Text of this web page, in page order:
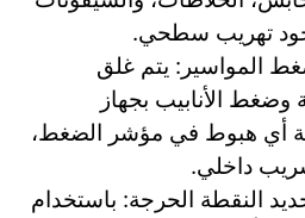
تهريب سطحي.
المواسير: يتم غلق
وضغط الأنابيب بجهاز
أي هبوط في مؤشر الضغط،
داخلي.
النقطة الحرجة: باستخدام